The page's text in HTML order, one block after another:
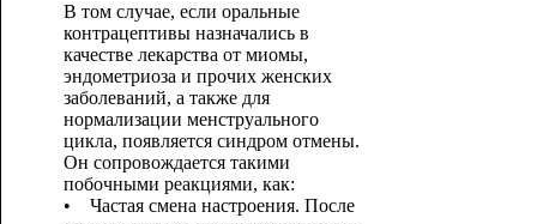
В том случае, если оральные
контрацептивы назначались в
качестве лекарства от миомы,
эндометриоза и прочих женских
заболеваний, а также для
нормализации менструального
цикла, появляется синдром отмены.
Он сопровождается такими
побочными реакциями, как:
• Частая смена настроения. После